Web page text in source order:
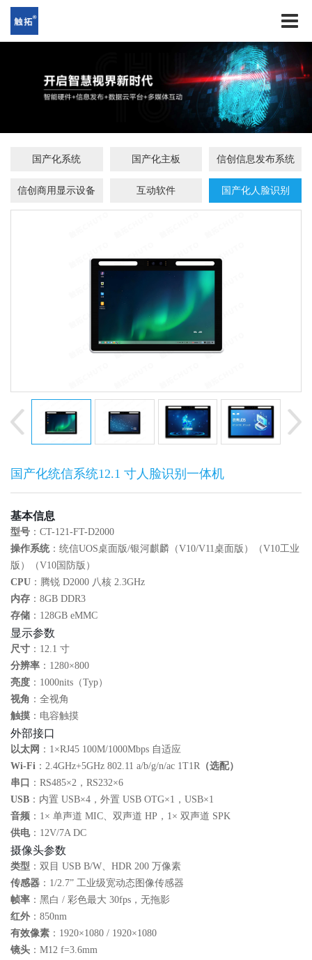
国产化系统 国产化主板 信创信息发布系统
信创商用显示设备 互动软件 国产化人脸识别
国产化统信系统12.1 寸人脸识别一体机
基本信息
型号 ：CT-121-FT-D2000
操作系统：统信UOS桌面版/银河麒麟（V10/V11桌面版）（V10工业
版）（V10国防版）
CPU ：腾锐 D2000 八核 2.3GHz
内存 ：8GB DDR3
存储 ：128GB eMMC
显示参数
尺寸 ：12.1 寸
分辨率 ：1280×800
亮度 ：1000nits（Typ）
视角 ：全视角
触摸 ：电容触摸
外部接口
以太网 ：1×RJ45 100M/1000Mbps 自适应
Wi‑Fi ：2.4GHz+5GHz 802.11 a/b/g/n/ac 1T1R （选配）
串口 ：RS485×2，RS232×6
USB ：内置 USB×4，外置 USB OTG×1，USB×1
音频 ：1× 单声道 MIC、双声道 HP，1× 双声道 SPK
供电：12V/7A DC
摄像头参数
类型 ：双目 USB B/W、HDR 200 万像素
传感器 ：1/2.7” 工业级宽动态图像传感器
帧率 ：黑白 / 彩色最大 30fps，无拖影
红外：850nm
有效像素 ：1920×1080 / 1920×1080
镜头 ：M12 f=3.6mm